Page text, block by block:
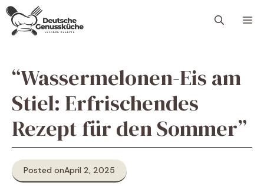
Skip
content
“Wassermelonen-Eis am
Stiel: Erfrischendes
Rezept für den Sommer”
Posted onApril 2, 2025